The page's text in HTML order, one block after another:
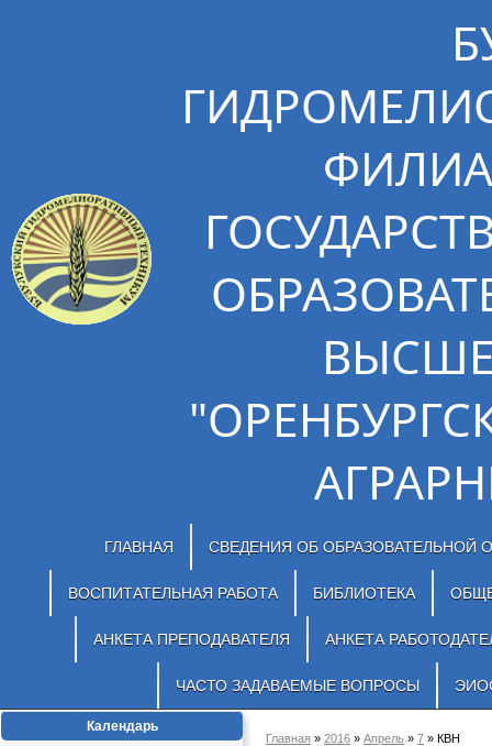
ГЛАВНАЯ СВЕДЕНИЯ ОБ ОБРАЗОВАТЕЛЬНОЙ
ВОСПИТАТЕЛЬНАЯ РАБОТА БИБЛИОТЕКА
АНКЕТА ПРЕПОДАВАТЕЛЯ АНКЕТА
ЧАСТО ЗАДАВАЕМЫЕ ВОПРОСЫ
Календарь
Главная » 2016 » Апрель » 7 » КВН